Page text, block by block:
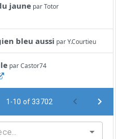
jaune parTotor
bleu aussi parY.Courtieu
parCastor74
1-10 of 33702